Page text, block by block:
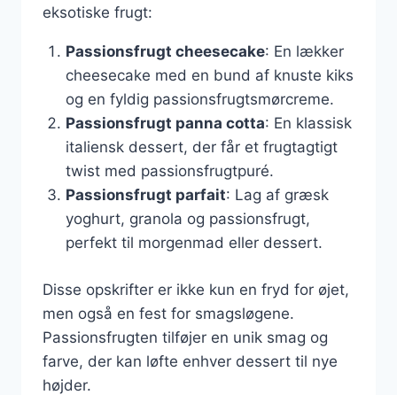
eksotiske frugt:
Passionsfrugt cheesecake: En lækker
cheesecake med en bund af knuste kiks
og en fyldig passionsfrugtsmørcreme.
Passionsfrugt panna cotta: En klassisk
italiensk dessert, der får et frugtagtigt
twist med passionsfrugtpuré.
Passionsfrugt parfait: Lag af græsk
yoghurt, granola og passionsfrugt,
perfekt til morgenmad eller dessert.
Disse opskrifter er ikke kun en fryd for øjet,
men også en fest for smagsløgene.
Passionsfrugten tilføjer en unik smag og
farve, der kan løfte enhver dessert til nye
højder.